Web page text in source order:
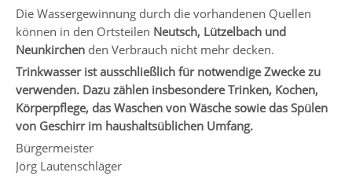
Die Wassergewinnung durch die vorhandenen Quellen
können in den Ortsteilen Neutsch, Lützelbach und
Neunkirchen den Verbrauch nicht mehr decken.
Trinkwasser ist ausschließlich für notwendige Zwecke zu
verwenden. Dazu zählen insbesondere Trinken, Kochen,
Körperpflege, das Waschen von Wäsche sowie das Spülen
von Geschirr im haushaltsüblichen Umfang.
Bürgermeister
Jörg Lautenschläger